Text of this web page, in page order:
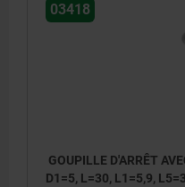
03418
GOUPILLE D'ARRÊT
D1=5, L=30, L1=5,9,